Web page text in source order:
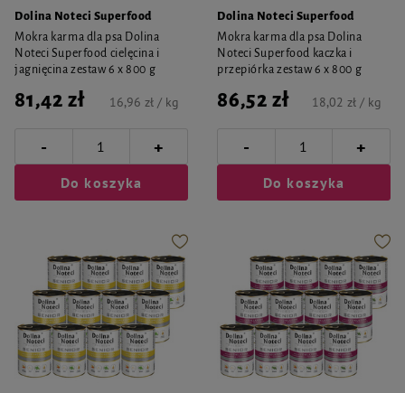
Dolina Noteci Superfood
Mokra karma dla psa Dolina
Noteci Superfood cielęcina i
jagnięcina zestaw 6 x 800 g
81,42 zł 16,96 zł / kg
- +
Do koszyka
Dolina Noteci Superfood
Mokra karma dla psa Dolina
Noteci Superfood kaczka i
przepiórka zestaw 6 x 800 g
86,52 zł 18,02 zł / kg
- +
Do koszyka